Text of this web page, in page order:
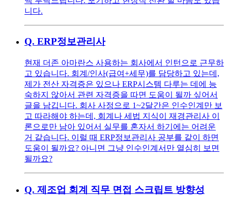
니다.
Q. ERP정보관리사
현재 더존 아마란스 사용하는 회사에서 인턴으로 근무하
고 있습니다. 회계/인사(급여+세무)를 담당하고 있는데,
제가 전산 자격증은 있으나 ERP시스템 다루는 데에 능
숙하지 않아서 관련 자격증을 따면 도움이 될까 싶어서
글을 남깁니다. 회사 사정으로 1~2달간은 인수인계만 보
고 따라해야 하는데, 회계나 세법 지식이 재경관리사 이
론으로만 남아 있어서 실무를 혼자서 하기에는 어려운
거 같습니다. 이럴 때 ERP정보관리사 공부를 같이 하면
도움이 될까요? 아니면 그냥 인수인계서만 열심히 보면
될까요?
Q. 제조업 회계 직무 면접 스크립트 방향성